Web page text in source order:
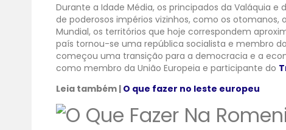
Durante a Idade Média, os principados da Valáquia
de poderosos impérios vizinhos, como os otomanos,
Mundial, os territórios que hoje correspondem
país tornou-se uma república socialista e membro
começou uma transição para a democracia e a
como membro da União Europeia e participante do
Leia também | O que fazer no leste europeu